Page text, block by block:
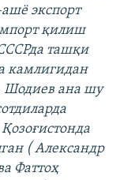
экспорт
қилиш
ташқи
камлигидан
Шодиев ана шу
( Александр
Фаттоҳ